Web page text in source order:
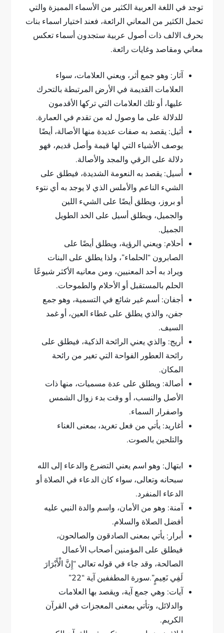
توجد في اللغة العربية الكثير من الأسماء المميزة والتي
تحمل الكثير من المعاني الرائعة، فعند اختيار اسماء بنات
بحرف الالف ذات أصول عربية ستجدون أسماء تعكس
معاني ومقاصد وغايات رائعة.
آثار: وهو جمع أثر، ويعني العلامات، سواء
العلامات القديمة في الأرض المرتبطة بالتحرك
عليها، أو تلك العلامات التي تركها الأقدمون
للدلالة على ما وصول له من تقدم في العمارة.
أثيل: يقصد به صفات عديدة منها الأصالة، أيضًا
يوصف الأشياء التي لها قيمة وأصل قديم، فهو
دلالة على الرقي والمجد والأصالة.
أسيل: يقصد به النعومة الشديدة، فيطلق على
الشيء الناعم والأملس الذي لا يوجد به أي نتوء
أو بروز، ويطلق أيضًا على الشيء اللين
والجميل، ويطلق أسيل على الخد الطويل
الجميل.
أحلام: ويعني الرؤية، ويطلق أيضًا على
الصابرون “الحلماء”، ولذا يطلق على البنات
ويراد به أحد المعنيين، ومن معانيه الأكثر شيوعًا
الحلم بالمستقبل أو الأحلام والطموحات.
أجفان: أسم غير شائع في التسمية، وهو جمع
جفن، والذي يطلق على غطاء العين، أو غمد
السيف.
أريج: والذي يعني الرائحة الذكية، فيطلق على
رائحة العطور الفواحة التي تغير من رائحة
المكان.
أصالة: ويطلق على عدة مسميات، منها ذات
الأصل والنسب، أو وقت بدء زوال الشمس
واصفرار السماء.
أغاريد: يأتي من فعل تغريد، بمعنى الغناء
والتلحين بالصوت.
ابتهال: وهو اسم يعني التضرع والدعاء إلى الله
سبحانه وتعالى، سواء كان الدعاء في الصلاة أو
الدعاء المنفرد.
آمنة: وهو من الأمان، واسم والدة النبي عليه
أفضل الصلاة والسلام.
أبرار: يأتي بمعنى الصادقون والصالحون،
فيطلق على المؤمنين أصحاب الأعمال
الصالحة، وقد جاء في قوله تعالى “إِنَّ الْأَبْرَارَ
لَفِي نَعِيمٍ”.سورة المطففين آية “22”
آيات: وهي جمع آية، ويقصد بها العلامات
والدلائل، وتأتي بمعنى المعجزات في القرآن
الكريم.